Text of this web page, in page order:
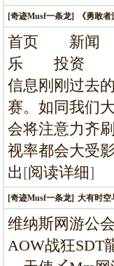
[奇迹Musf一条龙] 《勇敢
首页 新
乐 投资
信息刚刚过去
赛。如同我们
会将注意力齐
视率都会大受
出[阅读详细]
[奇迹Musf一条龙] 大有时空
维纳斯网游公
AOW战狂SDT